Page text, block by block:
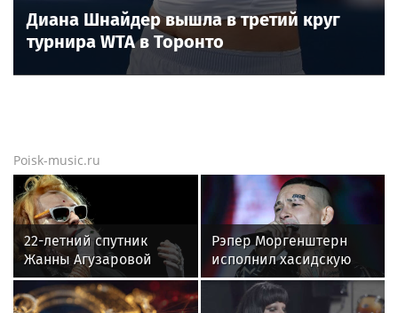
Диана Шнайдер вышла в третий круг
турнира WTA в Торонто
Poisk-music.ru
22-летний спутник
Жанны Агузаровой
опроверг роман с
певицей
Рэпер Моргенштерн
исполнил хасидскую
молитву на концерте в
Хайфе